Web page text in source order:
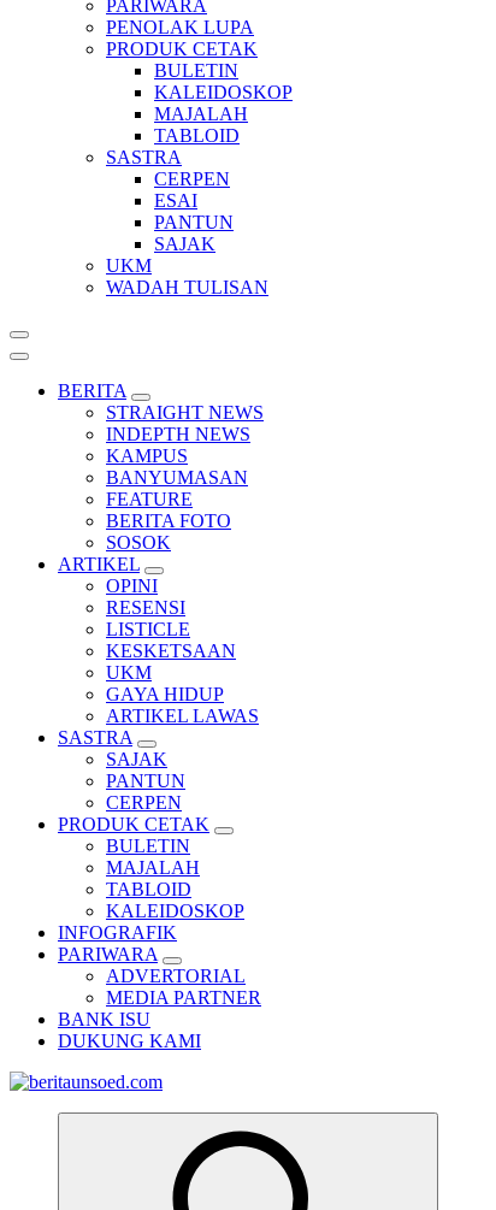
PARIWARA
PENOLAK LUPA
PRODUK CETAK
BULETIN
KALEIDOSKOP
MAJALAH
TABLOID
SASTRA
CERPEN
ESAI
PANTUN
SAJAK
UKM
WADAH TULISAN
BERITA
STRAIGHT NEWS
INDEPTH NEWS
KAMPUS
BANYUMASAN
FEATURE
BERITA FOTO
SOSOK
ARTIKEL
OPINI
RESENSI
LISTICLE
KESKETSAAN
UKM
GAYA HIDUP
ARTIKEL LAWAS
SASTRA
SAJAK
PANTUN
CERPEN
PRODUK CETAK
BULETIN
MAJALAH
TABLOID
KALEIDOSKOP
INFOGRAFIK
PARIWARA
ADVERTORIAL
MEDIA PARTNER
BANK ISU
DUKUNG KAMI
Pemandu Wawasan Almamater